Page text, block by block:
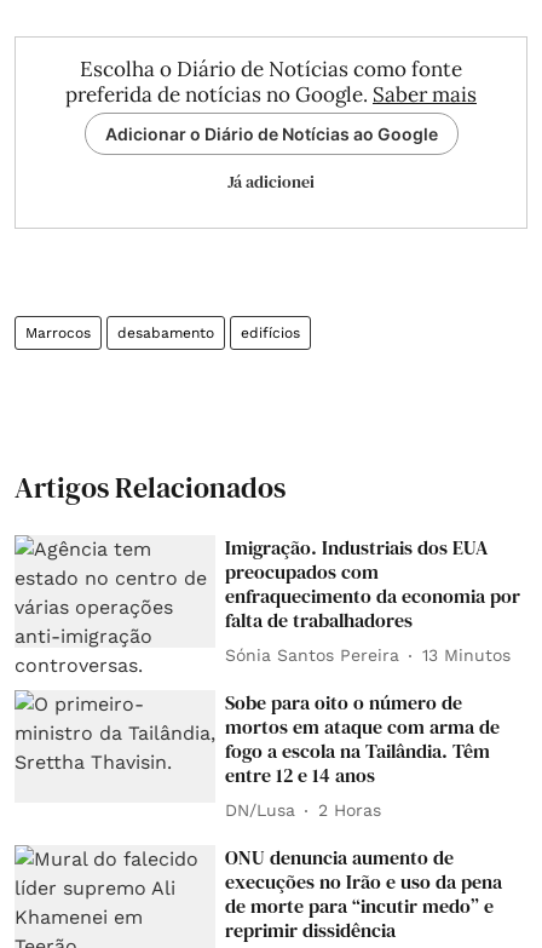
Escolha o Diário de Notícias como fonte
preferida de notícias no Google. Saber mais
Adicionar o Diário de Notícias ao Google
Já adicionei
Marrocos desabamento edifícios
Artigos Relacionados
Imigração. Industriais dos EUA
preocupados com
enfraquecimento da economia por
falta de trabalhadores
Sónia Santos Pereira 13 Minutos
Sobe para oito o número de
mortos em ataque com arma de
fogo a escola na Tailândia. Têm
entre 12 e 14 anos
DN/Lusa 2 Horas
ONU denuncia aumento de
execuções no Irão e uso da pena
de morte para “incutir medo” e
reprimir dissidência